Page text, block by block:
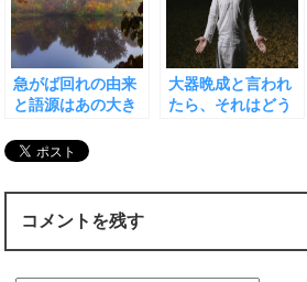
急がば回れの由来
と語源はあの大き
大器晩成と言われ
たら、それはどう
コメントを残す